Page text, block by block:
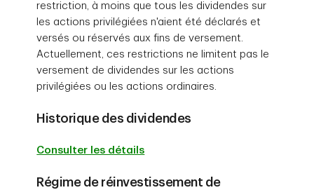
restriction, à moins que tous les dividendes sur
les actions privilégiées n'aient été déclarés et
versés ou réservés aux fins de versement.
Actuellement, ces restrictions ne limitent pas le
versement de dividendes sur les actions
privilégiées ou les actions ordinaires.
Historique des dividendes
Consulter les détails
Régime de réinvestissement de